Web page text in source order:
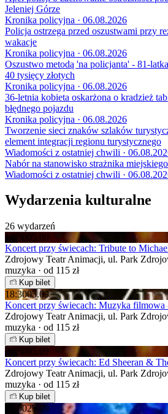
Jeleniej Górze
Kronika policyjna · 06.08.2026
Policja ostrzega przed oszustwami przy
wakacje
Kronika policyjna · 06.08.2026
Oszustwo metodą 'na policjanta' - 81-
40 tysięcy złotych
Kronika policyjna · 06.08.2026
36-letnia kobieta oskarżona o kradzież
błędnego pojazdu
Kronika policyjna · 06.08.2026
Tworzenie sieci znaków szlaków
element integracji regionu turystycznego
Wiadomości z ostatniej chwili ·
Nabór na stanowisko strażnika
Wiadomości z ostatniej chwili ·
Wydarzenia kulturalne
26 wydarzeń
16:3005.09
Koncert przy świecach: Tribute to
Zdrojowy Teatr Animacji, ul. Park
muzyka · od 115 zł
Kup bilet
18:3005.09
Koncert przy świecach: Muzyka filmowa
Zdrojowy Teatr Animacji, ul. Park
muzyka · od 115 zł
Kup bilet
20:3005.09
Koncert przy świecach: Ed Sheeran &
Zdrojowy Teatr Animacji, ul. Park
muzyka · od 115 zł
Kup bilet
19:0025.09